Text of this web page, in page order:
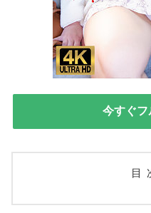
今すぐフ
目